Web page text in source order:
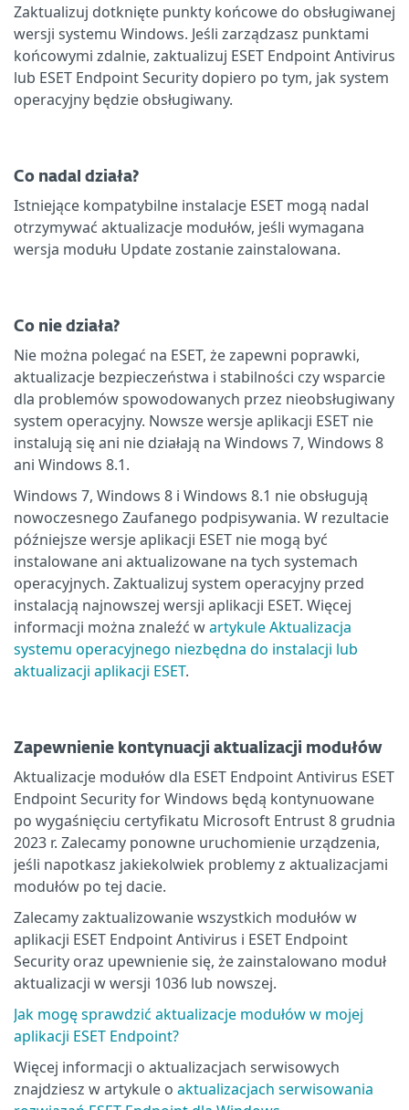
Zaktualizuj dotknięte punkty końcowe do obsługiwanej
wersji systemu Windows. Jeśli zarządzasz punktami
końcowymi zdalnie, zaktualizuj ESET Endpoint Antivirus
lub ESET Endpoint Security dopiero po tym, jak system
operacyjny będzie obsługiwany.
Co nadal działa?
Istniejące kompatybilne instalacje ESET mogą nadal
otrzymywać aktualizacje modułów, jeśli wymagana
wersja modułu Update zostanie zainstalowana.
Co nie działa?
Nie można polegać na ESET, że zapewni poprawki,
aktualizacje bezpieczeństwa i stabilności czy wsparcie
dla problemów spowodowanych przez nieobsługiwany
system operacyjny. Nowsze wersje aplikacji ESET nie
instalują się ani nie działają na Windows 7, Windows 8
ani Windows 8.1.
Windows 7, Windows 8 i Windows 8.1 nie obsługują
nowoczesnego Zaufanego podpisywania. W rezultacie
późniejsze wersje aplikacji ESET nie mogą być
instalowane ani aktualizowane na tych systemach
operacyjnych. Zaktualizuj system operacyjny przed
instalacją najnowszej wersji aplikacji ESET. Więcej
informacji można znaleźć wartykule Aktualizacja
systemu operacyjnego niezbędna do instalacji lub
aktualizacji aplikacji ESET.
Zapewnienie kontynuacji aktualizacji modułów
Aktualizacje modułów dla ESET Endpoint Antivirus ESET
Endpoint Security for Windows będą kontynuowane
po wygaśnięciu certyfikatu Microsoft Entrust 8 grudnia
2023 r. Zalecamy ponowne uruchomienie urządzenia,
jeśli napotkasz jakiekolwiek problemy z aktualizacjami
modułów po tej dacie.
Zalecamy zaktualizowanie wszystkich modułów w
aplikacji ESET Endpoint Antivirus i ESET Endpoint
Security oraz upewnienie się, że zainstalowano moduł
aktualizacji w wersji 1036 lub nowszej.
Jak mogę sprawdzić aktualizacje modułów w mojej
aplikacji ESET Endpoint?
Więcej informacji o aktualizacjach serwisowych
znajdziesz w artykule o aktualizacjach serwisowania